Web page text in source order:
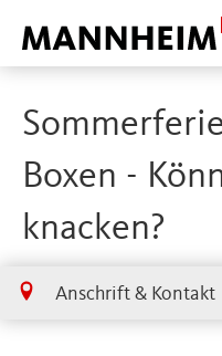
Boxen -
knacken?
Anschrift & Kontakt